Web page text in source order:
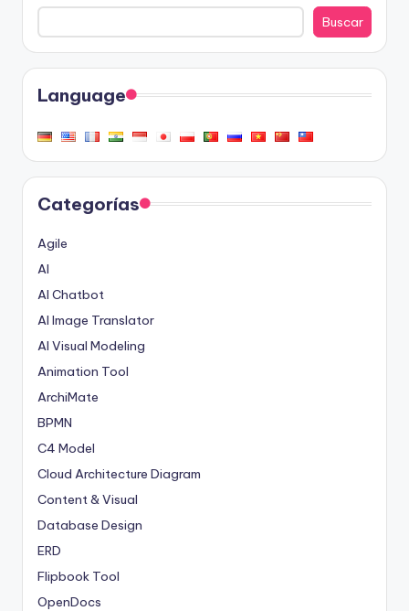
Buscar
Language
Categorías
Agile
AI
AI Chatbot
AI Image Translator
AI Visual Modeling
Animation Tool
ArchiMate
BPMN
C4 Model
Cloud Architecture Diagram
Content & Visual
Database Design
ERD
Flipbook Tool
OpenDocs